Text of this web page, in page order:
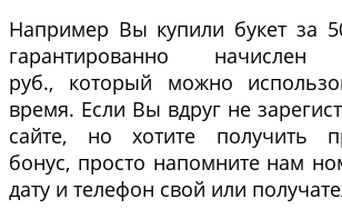
Например Вы купили букет за
гарантированно
руб., который можно
время. Если Вы вдруг не
сайте, но хотите получить
бонус, просто напомните нам
дату и телефон свой или